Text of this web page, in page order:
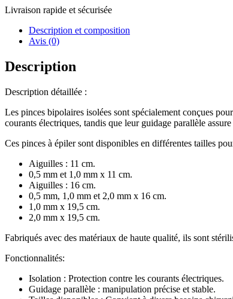
Livraison rapide et sécurisée
Description et composition
Avis (0)
Description
Description détaillée :
Les pinces bipolaires isolées sont spécialement conçues
courants électriques, tandis que leur guidage parallèle
Ces pinces à épiler sont disponibles en différentes tailles
Aiguilles : 11 cm.
0,5 mm et 1,0 mm x 11 cm.
Aiguilles : 16 cm.
0,5 mm, 1,0 mm et 2,0 mm x 16 cm.
1,0 mm x 19,5 cm.
2,0 mm x 19,5 cm.
Fabriqués avec des matériaux de haute qualité, ils sont
Fonctionnalités:
Isolation : Protection contre les courants électriques.
Guidage parallèle : manipulation précise et stable.